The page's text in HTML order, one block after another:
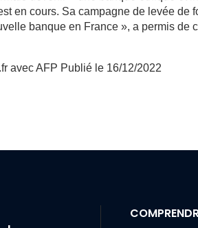
en cours. Sa campagne de levée
banque en France », a permis
avec AFP Publié le 16/12/2022